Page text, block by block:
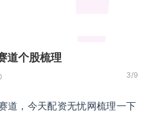
道个股梳理
3/9
道，今天配资无忧网梳理一下